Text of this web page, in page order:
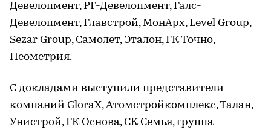
Девелопмент, РГ-Девелопмент, Галс-
Девелопмент, Главстрой, МонАрх, Level Group,
Sezar Group, Самолет, Эталон, ГК Точно,
Неометрия.
С докладами выступили представители
компаний GloraX, Атомстройкомплекс, Талан,
Унистрой, ГК Основа, СК Семья, группа